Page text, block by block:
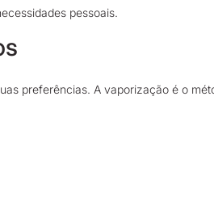
pessoais.
preferências. A vaporização é o